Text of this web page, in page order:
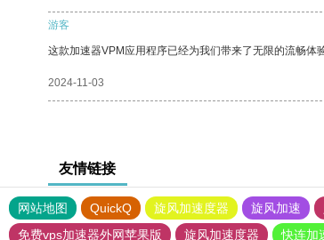
游客
这款加速器VPM应用程序已经为我们带来了无限的流畅体
2024-11-03
友情链接
网站地图 QuickQ 旋风加速度器 旋风加速
免费vps加速器外网苹果版
旋风加速度器 快连加